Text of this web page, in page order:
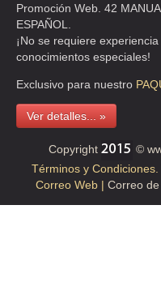
Promoción Web. 42
ESPAÑOL.
¡No se requiere
conocimientos especiales!
Exclusivo para nuestro
Ver detalles... »
Copyright
©
Términos y Condiciones.
Correo Web | Correo